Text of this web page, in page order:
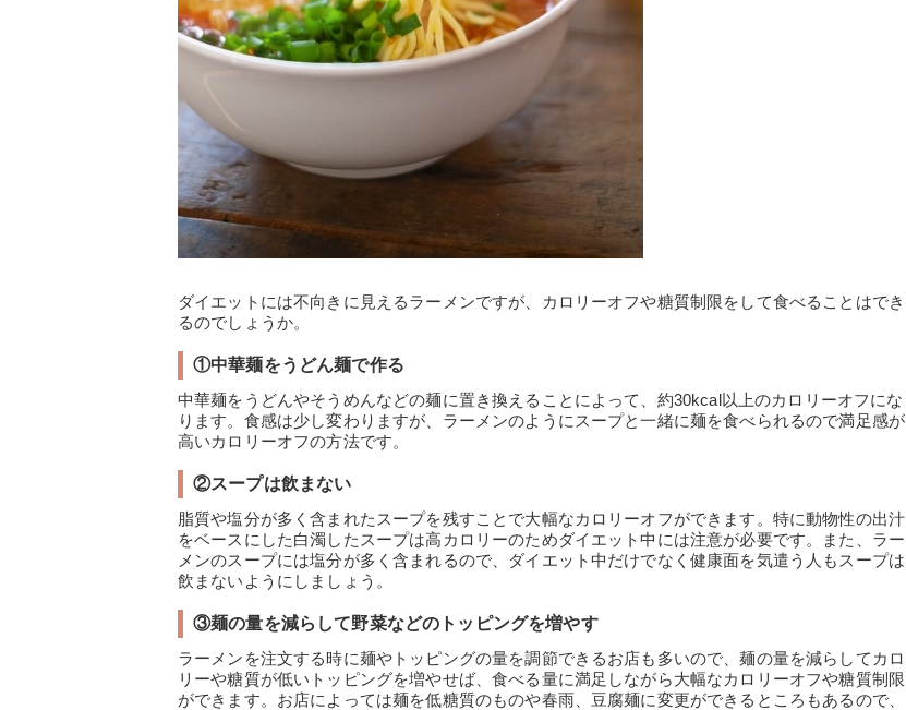
ダイエットには不向きに見えるラーメンですが、カロリーオフや糖質制限をして食べることはでき
るのでしょうか。
①中華麺をうどん麺で作る
中華麺をうどんやそうめんなどの麺に置き換えることによって、約30kcal以上のカロリーオフにな
ります。食感は少し変わりますが、ラーメンのようにスープと一緒に麺を食べられるので満足感が
高いカロリーオフの方法です。
②スープは飲まない
脂質や塩分が多く含まれたスープを残すことで大幅なカロリーオフができます。特に動物性の出汁
をベースにした白濁したスープは高カロリーのためダイエット中には注意が必要です。また、ラー
メンのスープには塩分が多く含まれるので、ダイエット中だけでなく健康面を気遣う人もスープは
飲まないようにしましょう。
③麺の量を減らして野菜などのトッピングを増やす
ラーメンを注文する時に麺やトッピングの量を調節できるお店も多いので、麺の量を減らしてカロ
リーや糖質が低いトッピングを増やせば、食べる量に満足しながら大幅なカロリーオフや糖質制限
ができます。お店によっては麺を低糖質のものや春雨、豆腐麺に変更ができるところもあるので、